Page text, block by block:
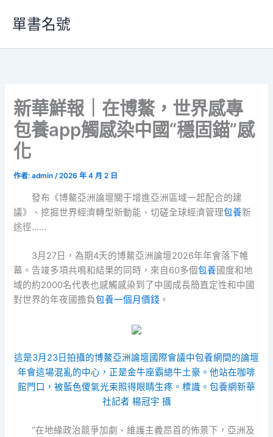
要
單書名號
新華鮮報｜在博鰲，世界感專
包養app觸感染中國“穩固錨”感
化
作者:admin/2026 年 4 月 2 日
發布《博鰲亞洲論壇關于增進亞洲區域一起配合的建
議》、挖掘世界經濟轉型新動能、切磋全球經濟管理包養新
途徑……
3月27日，為期4天的博鰲亞洲論壇2026年年會落下帷
幕。告竣多項共鳴和結果的同時，來自60多個包養國度和地
域的約2000名代表也感觸感染到了中國成長簡直定性和中國
對世界的年夜國擔負包養一個月價錢 。
這是3月23日拍攝的博鰲亞洲論壇國際會議中包養網 間的論壇
年會這場混亂的中心，正是金牛座霸總牛土豪。他站在咖啡
館門口，被藍色傻氣光束照得眼睛生疼。標識。 包養網新華
社記者 楊冠宇 攝
“在地緣政治競爭加劇、維護主義昂首的佈景下，亞洲及